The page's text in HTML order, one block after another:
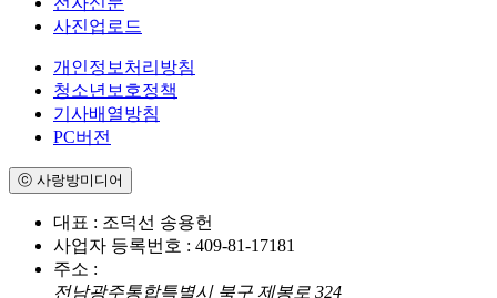
사진업로드
개인정보처리방침
청소년보호정책
기사배열방침
PC버전
ⓒ 사랑방미디어
대표 : 조덕선 송용헌
사업자 등록번호 : 409-81-17181
주소 :
전남광주통합특별시 북구 제봉로 324